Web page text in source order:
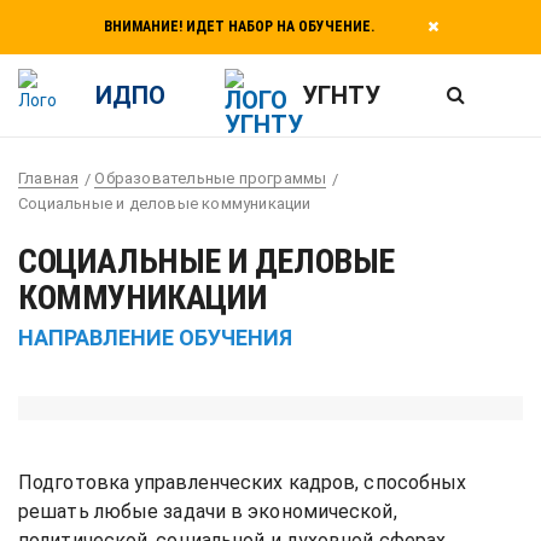
ВНИМАНИЕ! ИДЕТ НАБОР НА ОБУЧЕНИЕ.
ИДПО УГНТУ
Главная
Образовательные программы
Социальные и деловые коммуникации
СОЦИАЛЬНЫЕ И ДЕЛОВЫЕ
КОММУНИКАЦИИ
НАПРАВЛЕНИЕ ОБУЧЕНИЯ
Подготовка управленческих кадров, способных
решать любые задачи в экономической,